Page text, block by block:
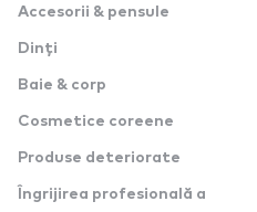
Accesorii & pensule
Dinți
Baie & corp
Cosmetice coreene
Produse deteriorate
Îngrijirea profesională a